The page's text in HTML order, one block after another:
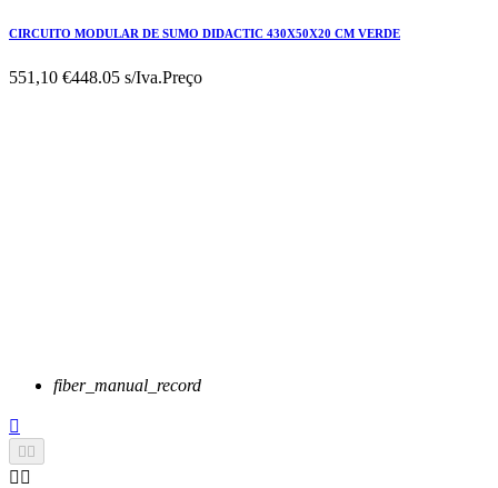
CIRCUITO MODULAR DE SUMO DIDACTIC 430X50X20 CM VERDE
551,10 €448.05 s/Iva.Preço
fiber_manual_record

 
 